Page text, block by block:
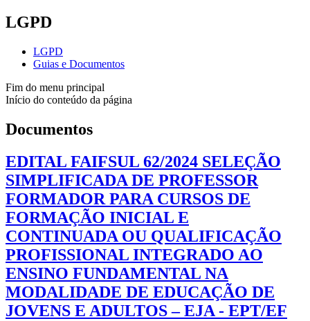
LGPD
LGPD
Guias e Documentos
Fim do menu principal
Início do conteúdo da página
Documentos
EDITAL FAIFSUL 62/2024 SELEÇÃO
SIMPLIFICADA DE PROFESSOR
FORMADOR PARA CURSOS DE
FORMAÇÃO INICIAL E
CONTINUADA OU QUALIFICAÇÃO
PROFISSIONAL INTEGRADO AO
ENSINO FUNDAMENTAL NA
MODALIDADE DE EDUCAÇÃO DE
JOVENS E ADULTOS – EJA - EPT/EF